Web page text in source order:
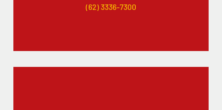
(62) 3336-7300